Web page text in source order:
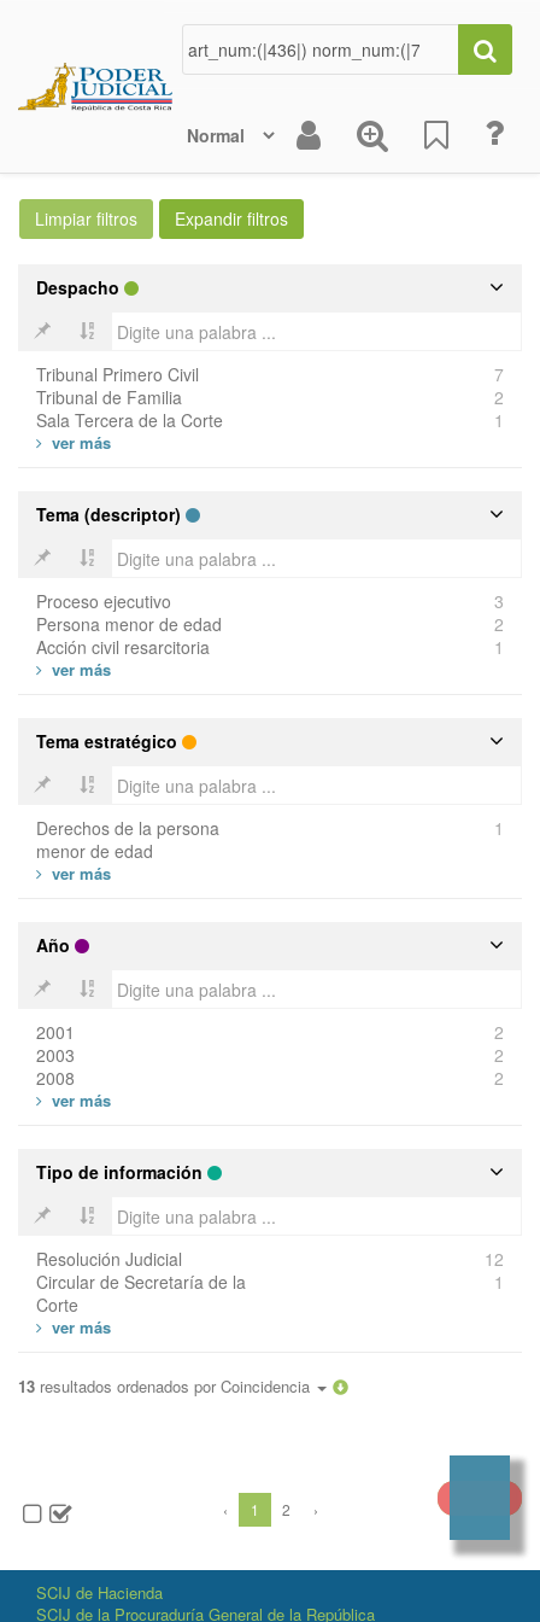
Despacho
Tribunal Primero Civil
7
Tribunal de Familia
2
Sala Tercera de la Corte
1
Tema (descriptor)
Proceso ejecutivo
3
Persona menor de edad
2
Acción civil resarcitoria
1
Tema estratégico
Derechos de la persona
menor de edad
1
Año
2001
2
2003
2
2008
2
Tipo de información
Resolución Judicial
12
Circular de Secretaría de la
Corte
1
13 resultados ordenados por Coincidencia
‹ 1 2 ›
SCIJ de Hacienda
SCIJ de la Procuraduría General de la República